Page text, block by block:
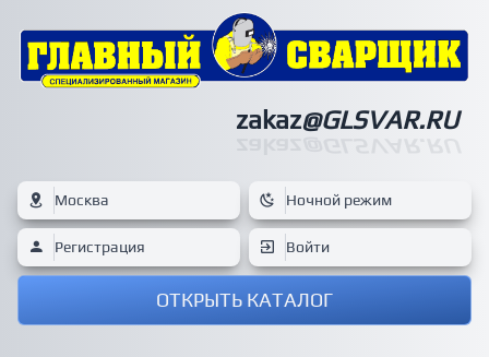
zakaz@GLSVAR.RU
Москва Ночной режим
Регистрация Войти
ОТКРЫТЬ КАТАЛОГ